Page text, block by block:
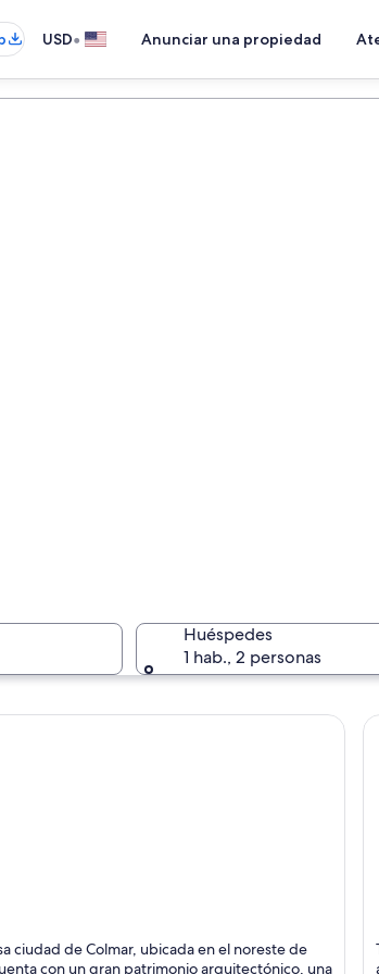
USD• Anunciar una propiedad
Una
Huéspedes
1 hab., 2 personas
Cafeterías y Monumentos
ciudad de Colmar, ubicada en el noreste de
con un gran patrimonio arquitectónico, una